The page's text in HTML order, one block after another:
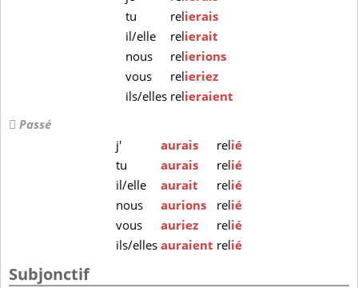
tu
relierais
il/elle
relierait
nous
relierions
vous
relieriez
ils/elles relieraient
Passé
j'
aurais relié
tu
aurais relié
il/elle
aurait relié
nous
aurions relié
vous
auriez relié
ils/ellesauraient relié
Subjonctif